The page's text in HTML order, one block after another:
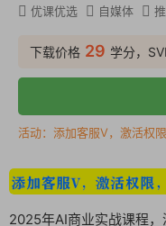
优课优选 自媒体
下载价格 29 学分，
活动：添加客服V，激活权
2025年AI商业实战课程